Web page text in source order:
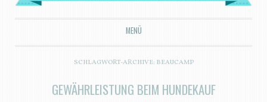
MENÜ
ZUM INHALT SPRINGEN
SCHLAGWORT-ARCHIVE: BEAUCAMP
GEWÄHRLEISTUNG BEIM HUNDEKAUF